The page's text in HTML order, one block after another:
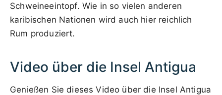
Schweineeintopf. Wie in so vielen anderen
karibischen Nationen wird auch hier reichlich
Rum produziert.
Video über die Insel Antigua
Genießen Sie dieses Video über die Insel Antigua